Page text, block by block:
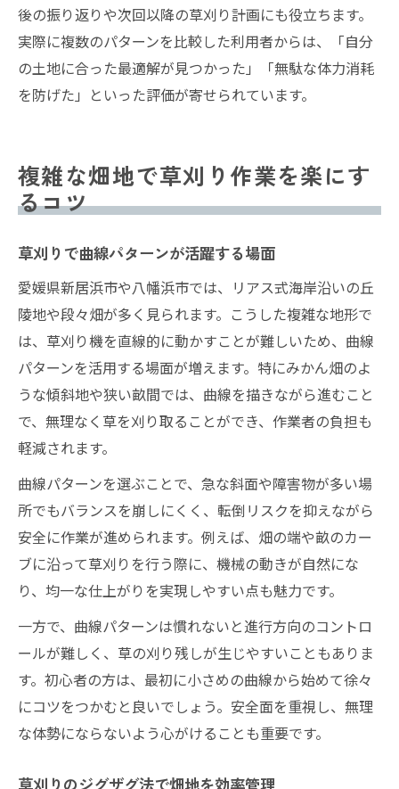
後の振り返りや次回以降の草刈り計画にも役立ちます。
実際に複数のパターンを比較した利用者からは、「自分
の土地に合った最適解が見つかった」「無駄な体力消耗
を防げた」といった評価が寄せられています。
複雑な畑地で草刈り作業を楽にす
るコツ
草刈りで曲線パターンが活躍する場面
愛媛県新居浜市や八幡浜市では、リアス式海岸沿いの丘
陵地や段々畑が多く見られます。こうした複雑な地形で
は、草刈り機を直線的に動かすことが難しいため、曲線
パターンを活用する場面が増えます。特にみかん畑のよ
うな傾斜地や狭い畝間では、曲線を描きながら進むこと
で、無理なく草を刈り取ることができ、作業者の負担も
軽減されます。
曲線パターンを選ぶことで、急な斜面や障害物が多い場
所でもバランスを崩しにくく、転倒リスクを抑えながら
安全に作業が進められます。例えば、畑の端や畝のカー
ブに沿って草刈りを行う際に、機械の動きが自然にな
り、均一な仕上がりを実現しやすい点も魅力です。
一方で、曲線パターンは慣れないと進行方向のコントロ
ールが難しく、草の刈り残しが生じやすいこともありま
す。初心者の方は、最初に小さめの曲線から始めて徐々
にコツをつかむと良いでしょう。安全面を重視し、無理
な体勢にならないよう心がけることも重要です。
草刈りのジグザグ法で畑地を効率管理